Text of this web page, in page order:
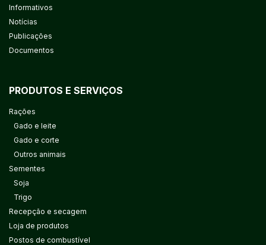
Informativos
Notícias
Publicações
Documentos
PRODUTOS E SERVIÇOS
Rações
Gado e leite
Gado e corte
Outros animais
Sementes
Soja
Trigo
Recepção e secagem
Loja de produtos
Postos de combustível